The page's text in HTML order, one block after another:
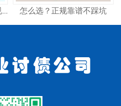
上海要钱公司怎么选？正规讨债机构这样找 怎么选？正规靠谱不踩坑